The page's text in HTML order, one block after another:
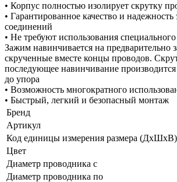
• Корпус полностью изолирует скрутку
• Гарантированное качество и надежность
соединений
• Не требуют использования
Зажим навинчивается на предварительно
скрученные вместе концы проводов.
последующее навинчивание производится
до упора
• Возможность многократного
• Быстрый, легкий и безопасный монтаж
Бренд
Артикул
Код единицы измерения размера (ДхШхВ)
Цвет
Диаметр проводника с
Диаметр проводника по